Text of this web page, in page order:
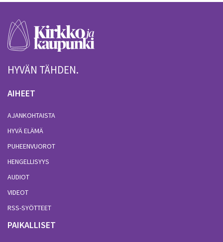
HYVÄN TÄHDEN.
AIHEET
AJANKOHTAISTA
HYVÄ ELÄMÄ
PUHEENVUOROT
HENGELLISYYS
AUDIOT
VIDEOT
RSS-SYÖTTEET
PAIKALLISET